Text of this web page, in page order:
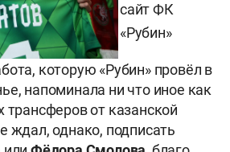
сайт ФК
«Рубин»
которую «Рубин» провёл в
напоминала ни что иное как
трансферов от казанской
ждал, однако, подписать